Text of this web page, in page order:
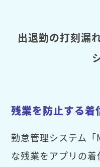
出退勤の打刻漏
残業を防止する着
勤怠管理システム
な残業をアプリの着